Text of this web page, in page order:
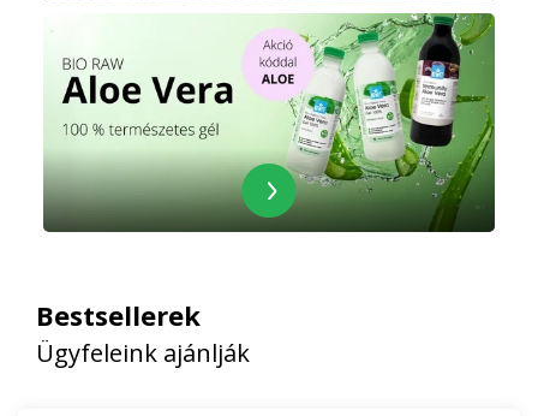
Bestsellerek
Ügyfeleink ajánlják